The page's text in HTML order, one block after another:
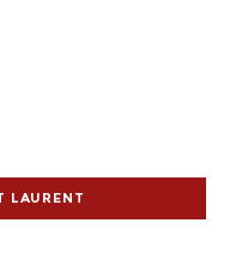
LAURENT